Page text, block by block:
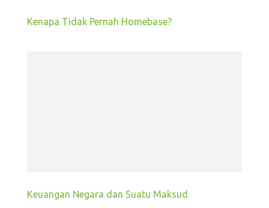
Kenapa Tidak Pernah Homebase?
Keuangan Negara dan Suatu Maksud